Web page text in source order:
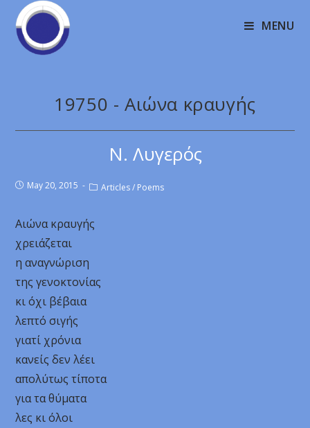
MENU
19750 - Αιώνα κραυγής
Ν. Λυγερός
May 20, 2015 Articles / Poems
Αιώνα κραυγής
χρειάζεται
η αναγνώριση
της γενοκτονίας
κι όχι βέβαια
λεπτό σιγής
γιατί χρόνια
κανείς δεν λέει
απολύτως τίποτα
για τα θύματα
λες κι όλοι